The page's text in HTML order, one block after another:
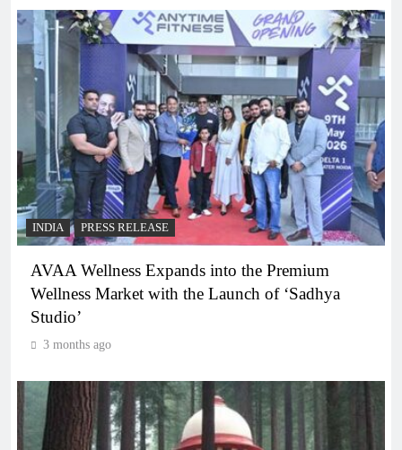
INDIA PRESS RELEASE
AVAA Wellness Expands into the Premium
Wellness Market with the Launch of ‘Sadhya
Studio’
3 months ago